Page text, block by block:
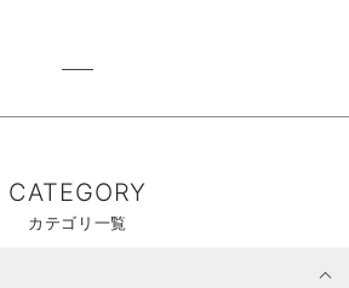
CATEGORY
カテゴリ一覧